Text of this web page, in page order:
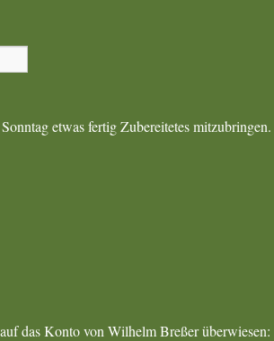
etwas fertig Zubereitetes mitzubringen.
das Konto von Wilhelm Breßer überwiesen: